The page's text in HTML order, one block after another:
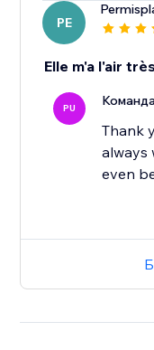
PE
Elle m'a l'air
PU
Thank
always
even